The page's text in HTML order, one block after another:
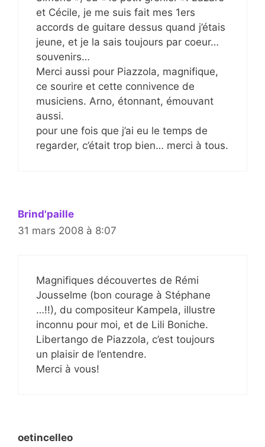
et Cécile, je me suis fait mes 1ers
accords de guitare dessus quand j’étais
jeune, et je la sais toujours par coeur…
souvenirs…
Merci aussi pour Piazzola, magnifique,
ce sourire et cette connivence de
musiciens. Arno, étonnant, émouvant
aussi.
pour une fois que j’ai eu le temps de
regarder, c’était trop bien… merci à tous.
Brind'paille
31 mars 2008 à 8:07
Magnifiques découvertes de Rémi
Jousselme (bon courage à Stéphane
…!!), du compositeur Kampela, illustre
inconnu pour moi, et de Lili Boniche.
Libertango de Piazzola, c’est toujours
un plaisir de l’entendre.
Merci à vous!
oetincelleo